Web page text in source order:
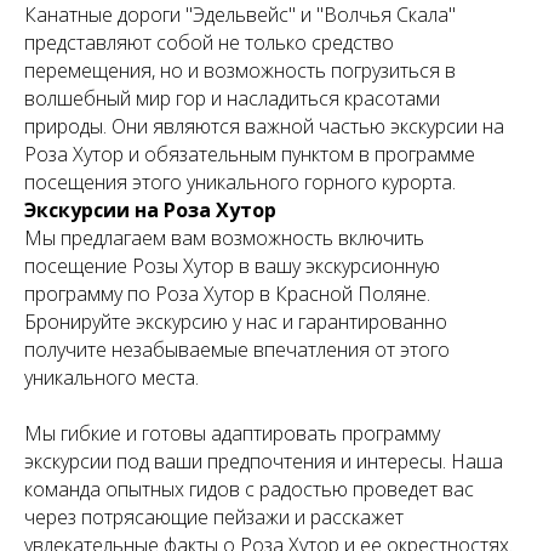
Канатные дороги "Эдельвейс" и "Волчья Скала"
представляют собой не только средство
перемещения, но и возможность погрузиться в
волшебный мир гор и насладиться красотами
природы. Они являются важной частью экскурсии на
Роза Хутор и обязательным пунктом в программе
посещения этого уникального горного курорта.
Экскурсии на Роза Хутор
Мы предлагаем вам возможность включить
посещение Розы Хутор в вашу экскурсионную
программу по Роза Хутор в Красной Поляне.
Бронируйте экскурсию у нас и гарантированно
получите незабываемые впечатления от этого
уникального места.
Мы гибкие и готовы адаптировать программу
экскурсии под ваши предпочтения и интересы. Наша
команда опытных гидов с радостью проведет вас
через потрясающие пейзажи и расскажет
увлекательные факты о Роза Хутор и ее окрестностях.